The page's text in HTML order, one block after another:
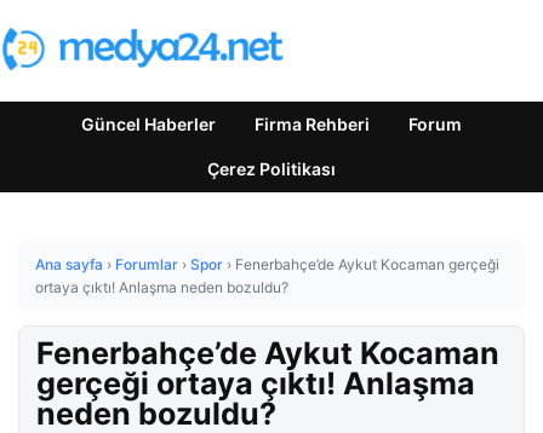
Güncel Haberler Firma Rehberi Forum
Çerez Politikası
Ana sayfa › Forumlar › Spor › Fenerbahçe’de Aykut Kocaman gerçeği
ortaya çıktı! Anlaşma neden bozuldu?
Fenerbahçe’de Aykut Kocaman
gerçeği ortaya çıktı! Anlaşma
neden bozuldu?